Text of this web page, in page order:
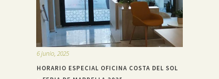
6 junio, 2025
HORARIO ESPECIAL OFICINA COSTA DEL SOL